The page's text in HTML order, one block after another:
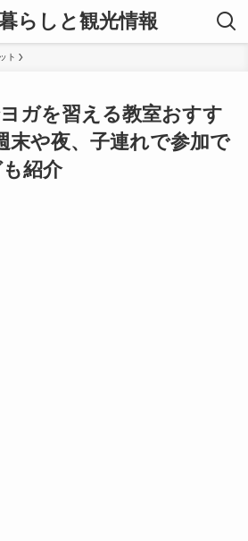
らしと観光情報
ト
ガを習える教室おすす
末や夜、子連れで参加で
紹介